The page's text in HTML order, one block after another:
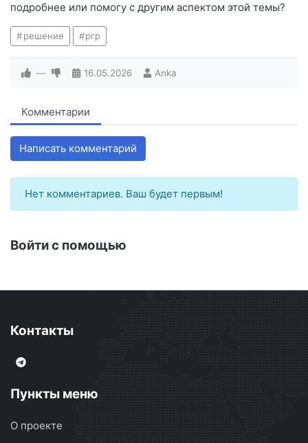
подробнее или помогу с другим аспектом этой темы?
решение ргр
— 16.05.2026 Anka
Комментарии
Написать комментарий
Нет комментариев. Ваш будет первым!
Войти с помощью
Контакты
Пункты меню
О проекте